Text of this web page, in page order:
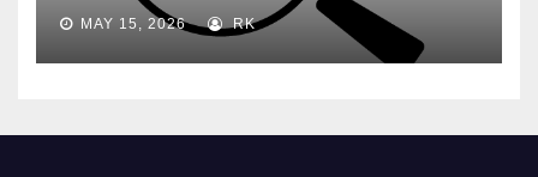
MAY 15, 2026 RK